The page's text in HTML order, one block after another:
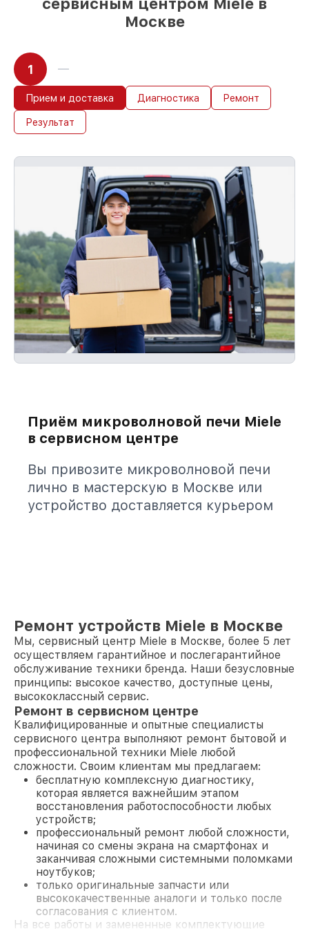
Москве
1
Прием и доставка Диагностика Ремонт
Результат
Приём микроволновой печи Miele
в сервисном центре
Вы привозите микроволновой печи
лично в мастерскую в Москве или
устройство доставляется курьером
Ремонт устройств Miele в Москве
Мы, сервисный центр Miele в Москве, более 5 лет
осуществляем гарантийное и послегарантийное
обслуживание техники бренда. Наши безусловные
принципы: высокое качество, доступные цены,
высококлассный сервис.
Ремонт в сервисном центре
Квалифицированные и опытные специалисты
сервисного центра выполняют ремонт бытовой и
профессиональной техники Miele любой
сложности. Своим клиентам мы предлагаем:
бесплатную комплексную диагностику,
которая является важнейшим этапом
восстановления работоспособности любых
устройств;
профессиональный ремонт любой сложности,
начиная со смены экрана на смартфонах и
заканчивая сложными системными поломками
ноутбуков;
только оригинальные запчасти или
высококачественные аналоги и только после
согласования с клиентом.
На все работы и замененные комплектующие